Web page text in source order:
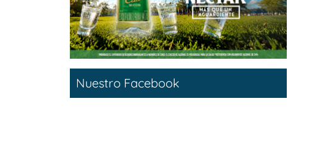
Nuestro Facebook